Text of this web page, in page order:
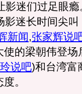
影迷们过足眼
迷长时间尖
新闻,张家辉说
的梁朝伟登场
说吧)和台湾富
。